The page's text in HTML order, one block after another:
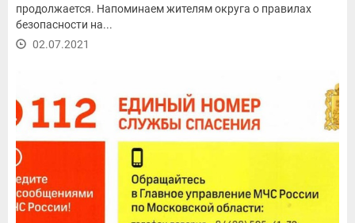
продолжается. Напоминаем жителям округа о правилах
безопасности на...
02.07.2021